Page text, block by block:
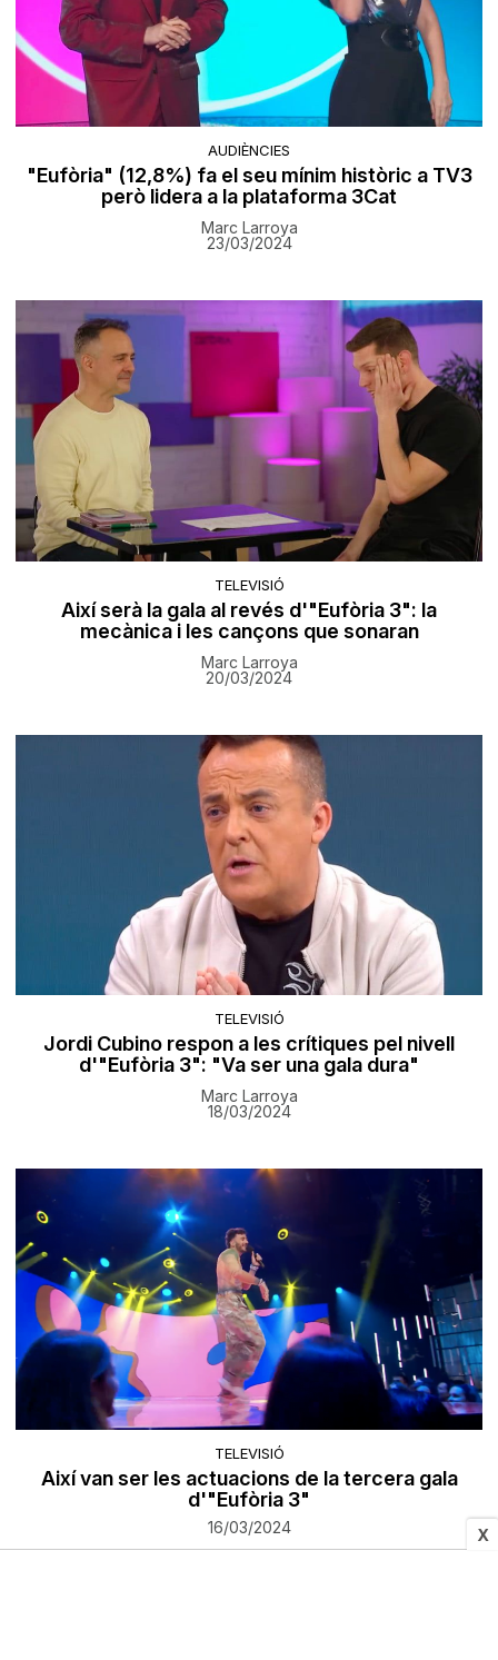
X
AUDIÈNCIES
"Eufòria" (12,8%) fa el seu mínim històric a TV3
però lidera a la plataforma 3Cat
Marc Larroya
23/03/2024
TELEVISIÓ
Així serà la gala al revés d'"Eufòria 3": la
mecànica i les cançons que sonaran
Marc Larroya
20/03/2024
TELEVISIÓ
Jordi Cubino respon a les crítiques pel nivell
d'"Eufòria 3": "Va ser una gala dura"
Marc Larroya
18/03/2024
TELEVISIÓ
Així van ser les actuacions de la tercera gala
d'"Eufòria 3"
16/03/2024